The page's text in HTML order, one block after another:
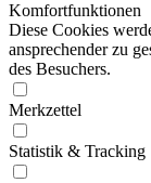
Komfortfunktionen
Diese Cookies
ansprechender zu
des Besuchers.
Merkzettel
Statistik & Tracking